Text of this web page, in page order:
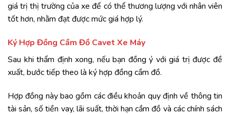
giá trị thị trường của xe để có thể thương lượng với nhân viên
tốt hơn, nhằm đạt được mức giá hợp lý.
Ký Hợp Đồng Cầm Đồ Cavet Xe Máy
Sau khi thẩm định xong, nếu bạn đồng ý với giá trị được đề
xuất, bước tiếp theo là ký hợp đồng cầm đồ.
Hợp đồng này bao gồm các điều khoản quy định về thông tin
tài sản, số tiền vay, lãi suất, thời hạn cầm đồ và các chính sách